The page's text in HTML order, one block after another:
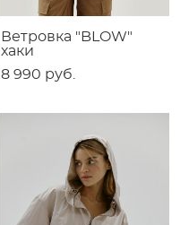
Ветровка "BLOW"
хаки
8 990 pуб.